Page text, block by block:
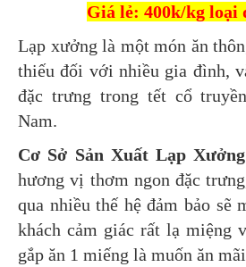
Giá lẻ: 400k/kg loại
Lạp xưởng là một món ăn
thiếu đối với nhiều gia đình,
đặc trưng trong tết cổ
Nam.
Cơ Sở Sản Xuất Lạp
hương vị thơm ngon đặc
qua nhiều thế hệ đảm bảo sẽ
khách cảm giác rất lạ miệng
gắp ăn 1 miếng là muốn ăn